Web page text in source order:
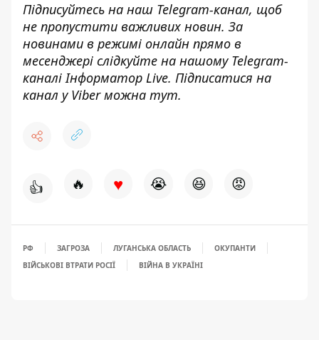
Підписуйтесь на наш Telegram-канал, щоб
не пропустити важливих новин. За
новинами в режимі онлайн прямо в
месенджері слідкуйте на нашому Telegram-
каналіІнформатор Live. Підписатися на
канал у Viber можна тут.
👍 🔥 ♥ 😭 😆 😡
РФ ЗАГРОЗА ЛУГАНСЬКА ОБЛАСТЬ
ОКУПАНТИ
ВІЙСЬКОВІ ВТРАТИ РОСІЇ
ВІЙНА В УКРАЇНІ